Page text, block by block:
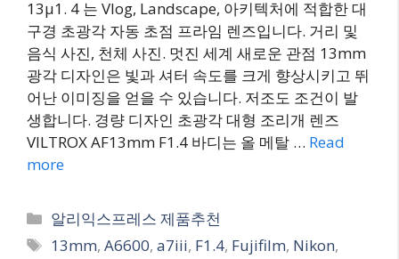
13μ1. 4 는 Vlog, Landscape, 아키텍처에 적합한 대
구경 초광각 자동 초점 프라임 렌즈입니다. 거리 및
음식 사진, 천체 사진. 멋진 세계 새로운 관점 13mm
광각 디자인은 빛과 셔터 속도를 크게 향상시키고 뛰
어난 이미징을 얻을 수 있습니다. 저조도 조건이 발
생합니다. 경량 디자인 초광각 대형 조리개 렌즈
VILTROX AF13mm F1.4 바디는 올 메탈 … Read
more
Categories
알리익스프레스 제품추천
Tags
13mm,A6600,a7iii, F1.4, Fujifilm, Nikon,